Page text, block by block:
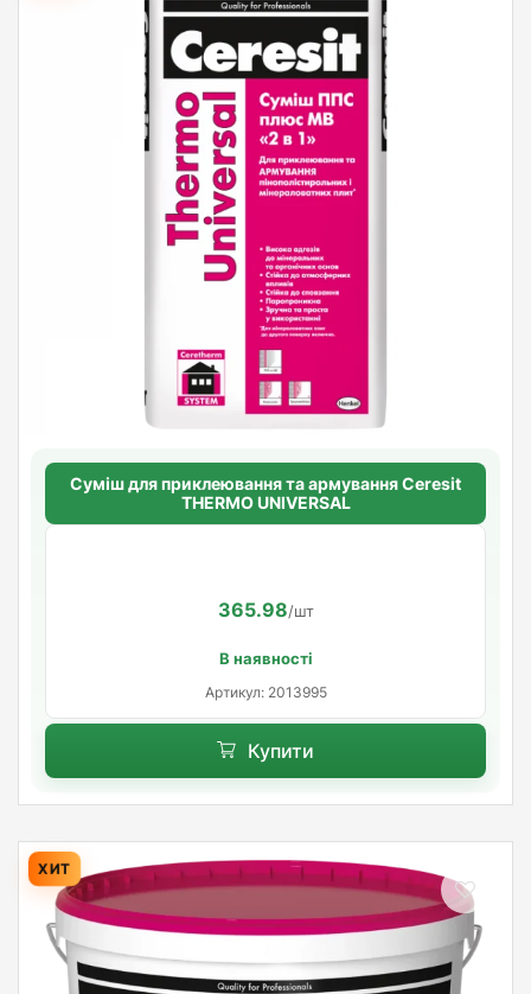
Суміш для приклеювання та армування Ceresit
THERMO UNIVERSAL
365.98/шт
В наявності
Артикул: 2013995
Купити
ХИТ